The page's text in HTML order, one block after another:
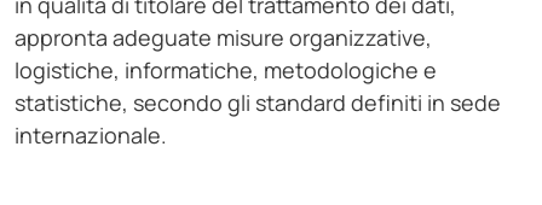
appronta adeguate misure organizzative,
logistiche, informatiche, metodologiche e
statistiche, secondo gli standard definiti in sede
internazionale.